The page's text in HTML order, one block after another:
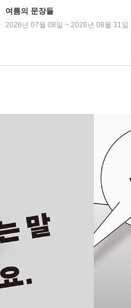
여름의 문장들
2026년 07월 08일 ~ 2026년 08월 31일